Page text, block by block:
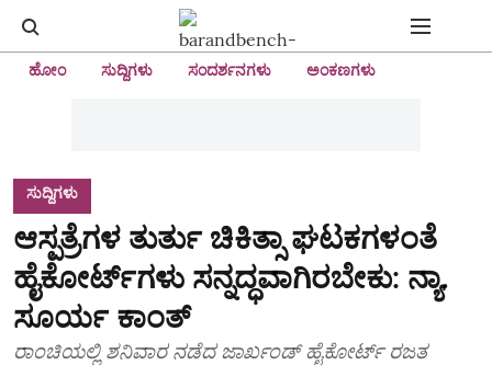
ಹೋಂ ಸುದ್ದಿಗಳು ಸಂದರ್ಶನಗಳು ಅಂಕಣಗಳು
ಸುದ್ದಿಗಳು
ಆಸ್ಪತ್ರೆಗಳ ತುರ್ತು ಚಿಕಿತ್ಸಾ ಘಟಕಗಳಂತೆ
ಹೈಕೋರ್ಟ್‌ಗಳು ಸನ್ನದ್ಧವಾಗಿರಬೇಕು: ನ್ಯಾ.
ಸೂರ್ಯ ಕಾಂತ್
ರಾಂಚಿಯಲ್ಲಿ ಶನಿವಾರ ನಡೆದ ಜಾರ್ಖಂಡ್ ಹೈಕೋರ್ಟ್ ರಜತ